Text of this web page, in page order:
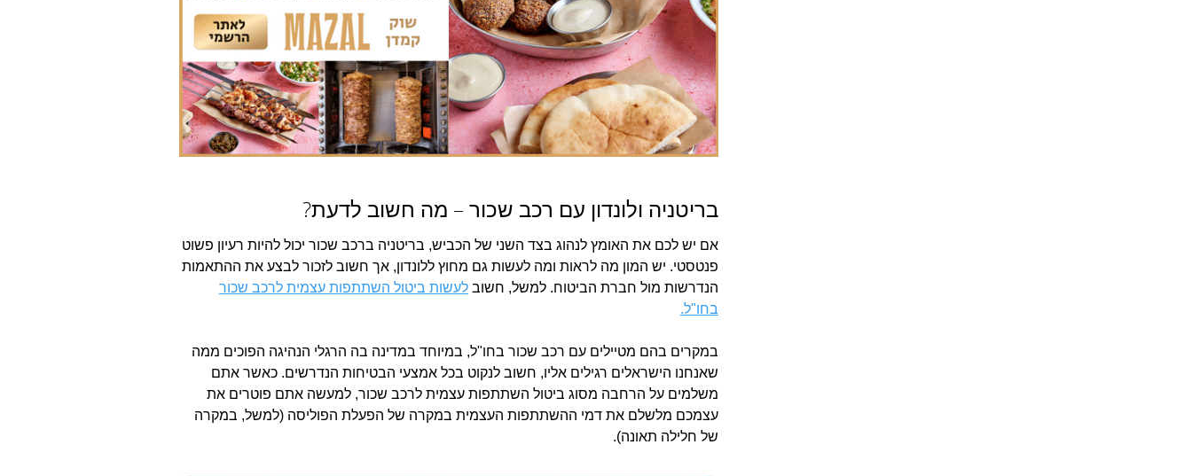
בריטניה ולונדון עם רכב שכור – מה חשוב לדעת?
אם יש לכם את האומץ לנהוג בצד השני של הכביש, בריטניה ברכב שכור יכול להיות רעיון פשוט
פנטסטי. יש המון מה לראות ומה לעשות גם מחוץ ללונדון, אך חשוב לזכור לבצע את ההתאמות
הנדרשות מול חברת הביטוח. למשל, חשובלעשות ביטול השתתפות עצמית לרכב שכור
בחו"ל.
במקרים בהם מטיילים עם רכב שכור בחו"ל, במיוחד במדינה בה הרגלי הנהיגה הפוכים ממה
שאנחנו הישראלים רגילים אליו, חשוב לנקוט בכל אמצעי הבטיחות הנדרשים. כאשר אתם
משלמים על הרחבה מסוג ביטול השתתפות עצמית לרכב שכור, למעשה אתם פוטרים את
עצמכם מלשלם את דמי ההשתתפות העצמית במקרה של הפעלת הפוליסה (למשל, במקרה
של חלילה תאונה).